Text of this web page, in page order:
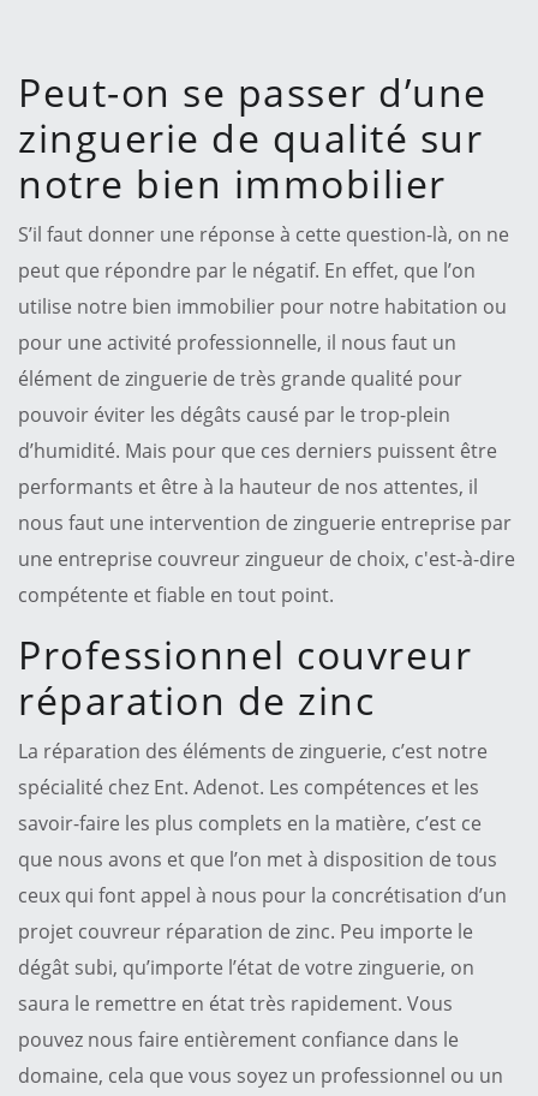
Peut-on se passer d’une
zinguerie de qualité sur
notre bien immobilier
S’il faut donner une réponse à cette question-là, on ne
peut que répondre par le négatif. En effet, que l’on
utilise notre bien immobilier pour notre habitation ou
pour une activité professionnelle, il nous faut un
élément de zinguerie de très grande qualité pour
pouvoir éviter les dégâts causé par le trop-plein
d’humidité. Mais pour que ces derniers puissent être
performants et être à la hauteur de nos attentes, il
nous faut une intervention de zinguerie entreprise par
une entreprise couvreur zingueur de choix, c'est-à-dire
compétente et fiable en tout point.
Professionnel couvreur
réparation de zinc
La réparation des éléments de zinguerie, c’est notre
spécialité chez Ent. Adenot. Les compétences et les
savoir-faire les plus complets en la matière, c’est ce
que nous avons et que l’on met à disposition de tous
ceux qui font appel à nous pour la concrétisation d’un
projet couvreur réparation de zinc. Peu importe le
dégât subi, qu’importe l’état de votre zinguerie, on
saura le remettre en état très rapidement. Vous
pouvez nous faire entièrement confiance dans le
domaine, cela que vous soyez un professionnel ou un